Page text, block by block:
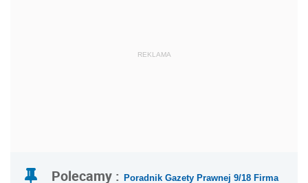
REKLAMA
Polecamy :
Poradnik Gazety Prawnej 9/18 Firma